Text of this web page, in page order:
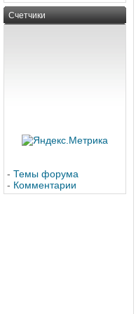
Счетчики
- Темы форума
- Комментарии